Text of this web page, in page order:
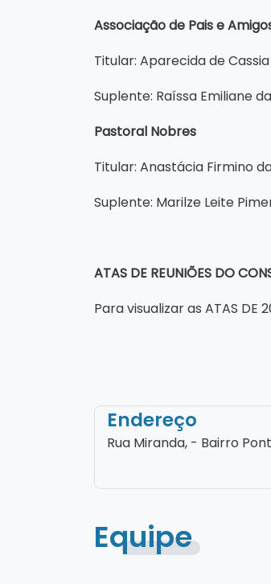
Associação de Pais e
Titular: Aparecida de
Suplente: Raíssa Emiliane
Pastoral Nobres
Titular: Anastácia Firmino
Suplente: Marilze Leite
ATAS DE REUNIÕES DO
Para visualizar as ATAS DE
Endereço
Rua Miranda, - Bairro
Equipe